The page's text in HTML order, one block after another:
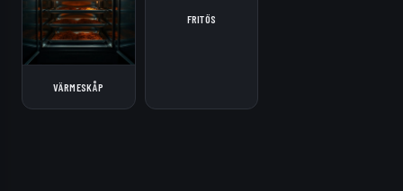
VÄRMESKÅP
FRITÖS